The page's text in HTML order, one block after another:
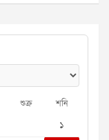
শুক্র শনি
১